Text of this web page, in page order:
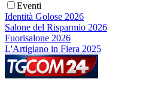
Eventi
Identità Golose 2026
Salone del Risparmio 2026
Fuorisalone 2026
L'Artigiano in Fiera 2025